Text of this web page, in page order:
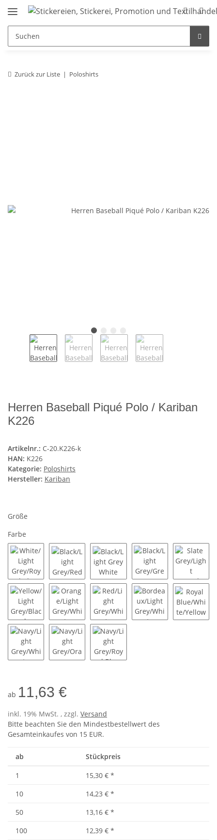
Zurück zur Liste Poloshirts
Herren Baseball Piqué Polo / Kariban
K226
Artikelnr.: C-20.K226-k
HAN: K226
Kategorie: Poloshirts
Hersteller: Kariban
Größe
Farbe
White/Light Grey/Royal Blue
Black/Light Grey/RedBlack/Light Grey White
Black/Light Grey/
Slate
Yellow/Light Grey/BlackOrange/Light Grey/White
Red/Light Grey/White
ab 11,63 €
inkl. 19% MwSt. , zzgl. Versand
Bitte beachten Sie den Mindestbestellwert des
Gesamteinkaufes von 15 EUR.
ab Stückpreis
1 15,30 € *
10
14,23 € *
50
13,16 € *
100
12,39 € *